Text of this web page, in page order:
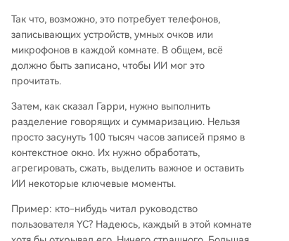
Так что, возможно, это потребует телефонов,
записывающих устройств, умных очков или
микрофонов в каждой комнате. В общем, всё
должно быть записано, чтобы ИИ мог это
прочитать.
Затем, как сказал Гарри, нужно выполнить
разделение говорящих и суммаризацию. Нельзя
просто засунуть 100 тысяч часов записей прямо в
контекстное окно. Их нужно обработать,
агрегировать, сжать, выделить важное и оставить
ИИ некоторые ключевые моменты.
Пример: кто-нибудь читал руководство
пользователя YC? Надеюсь, каждый в этой комнате